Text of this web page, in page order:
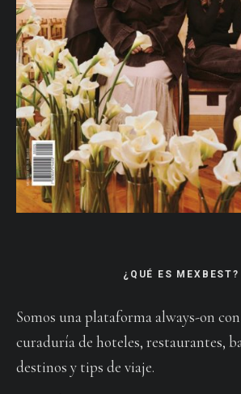
¿QUÉ ES MEXBEST?
Somos una plataforma always-on
curaduría de hoteles, restaurantes,
destinos y tips de viaje.